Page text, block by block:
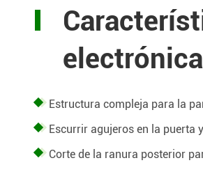
Estructura compleja para la
Escurrir agujeros en la puerta
Corte de la ranura posterior